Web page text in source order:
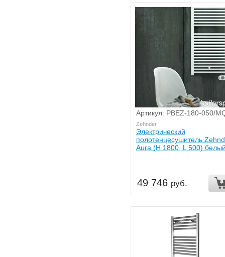
Артикул: PBEZ-180-050/
Zehnder
Электрический
полотенцесушитель
Aura (H 1800, L 500)
49 746 руб.